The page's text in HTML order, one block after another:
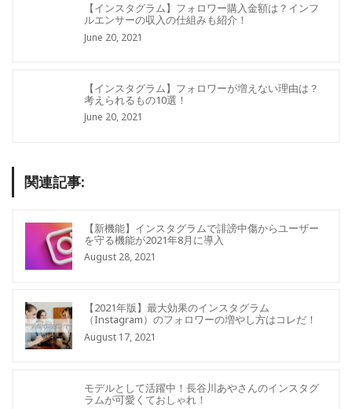
【インスタグラム】フォロワー購入金額は？インフ
ルエンサーの収入の仕組みも紹介！
June 20, 2021
【インスタグラム】フォロワーが増えない理由は？
考えられるもの10選！
June 20, 2021
関連記事:
【新機能】インスタグラムで誹謗中傷からユーザー
を守る機能が2021年8月に導入
August 28, 2021
【2021年版】最大効果のインスタグラム
（Instagram）のフォロワーの増やし方はコレだ！
August 17, 2021
モデルとして活躍中！長谷川あやさんのインスタグ
ラムが可愛くておしゃれ！